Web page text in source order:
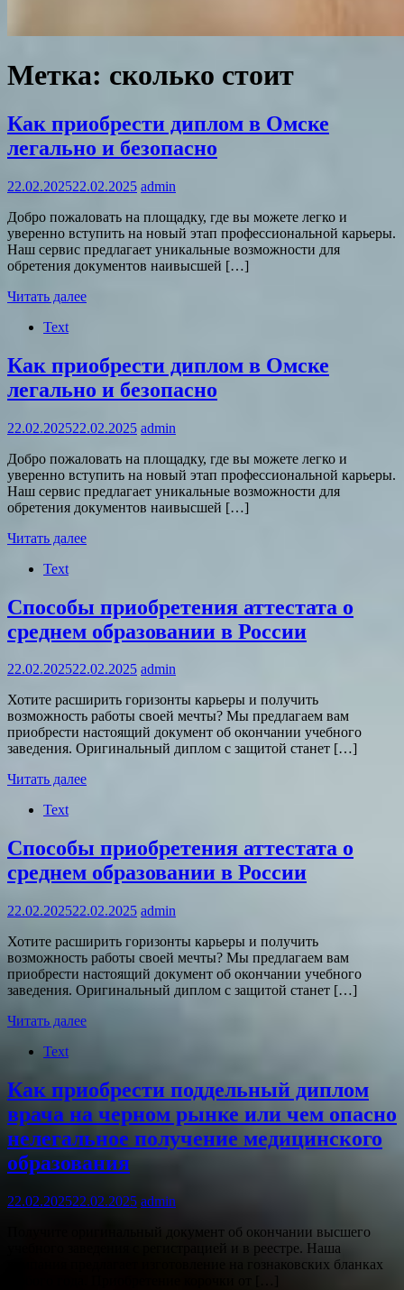
Метка: сколько стоит
Как приобрести диплом в Омске
легально и безопасно
22.02.202522.02.2025 admin
Добро пожаловать на площадку, где вы можете легко и
уверенно вступить на новый этап профессиональной карьеры.
Наш сервис предлагает уникальные возможности для
обретения документов наивысшей […]
Читать далее
Text
Как приобрести диплом в Омске
легально и безопасно
22.02.202522.02.2025 admin
Добро пожаловать на площадку, где вы можете легко и
уверенно вступить на новый этап профессиональной карьеры.
Наш сервис предлагает уникальные возможности для
обретения документов наивысшей […]
Читать далее
Text
Способы приобретения аттестата о
среднем образовании в России
22.02.202522.02.2025 admin
Хотите расширить горизонты карьеры и получить
возможность работы своей мечты? Мы предлагаем вам
приобрести настоящий документ об окончании учебного
заведения. Оригинальный диплом с защитой станет […]
Читать далее
Text
Способы приобретения аттестата о
среднем образовании в России
22.02.202522.02.2025 admin
Хотите расширить горизонты карьеры и получить
возможность работы своей мечты? Мы предлагаем вам
приобрести настоящий документ об окончании учебного
заведения. Оригинальный диплом с защитой станет […]
Читать далее
Text
Как приобрести поддельный диплом
врача на черном рынке или чем опасно
нелегальное получение медицинского
образования
22.02.202522.02.2025 admin
Получите оригинальный документ об окончании высшего
учебного заведения с регистрацией и в реестре. Наша
компания предлагает изготовление на гознаковских бланках
любого года. Приобретение корочки от […]